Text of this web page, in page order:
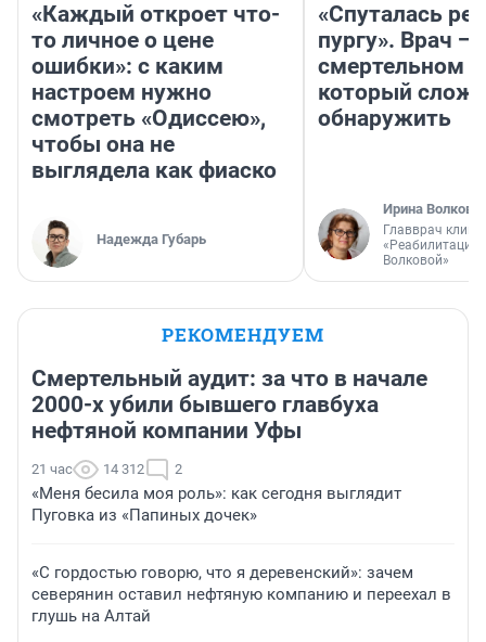
«Каждый откроет что-
то личное о цене
ошибки»: с каким
настроем нужно
смотреть «Одиссею»,
чтобы она не
выглядела как фиаско
Надежда Губарь
«Спуталась
пургу». Врач —
смертельном
который
обнаружить
Ирина Волкова
Главврач
«Реабилитация
Волковой»
РЕКОМЕНДУЕМ
Смертельный аудит: за что в начале
2000-х убили бывшего главбуха
нефтяной компании Уфы
21 час 14 312 2
«Меня бесила моя роль»: как сегодня выглядит
Пуговка из «Папиных дочек»
«С гордостью говорю, что я деревенский»: зачем
северянин оставил нефтяную компанию и переехал в
глушь на Алтай